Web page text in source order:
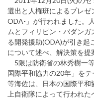
選出と人権班によるプレ
ODA-」が行われました。
ムとフィリピン・バダンガ
る開発援助(ODA)が引き起
について述べ、解決策を提
5限は防衛省の林秀樹一
国際平和協力の20年」を
等海佐は、日本の国際平
上自衛隊によって行われた